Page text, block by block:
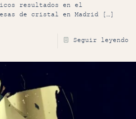
resultados en el
de cristal en Madrid […]
Seguir leyendo